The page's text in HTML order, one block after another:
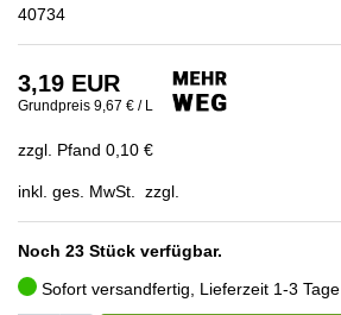
40734
3,19 EUR
Grundpreis 9,67 € / L
zzgl. Pfand 0,10 €
inkl. ges. MwSt. zzgl.
Noch 23 Stück verfügbar.
Sofort versandfertig, Lieferzeit 1-3 Tage